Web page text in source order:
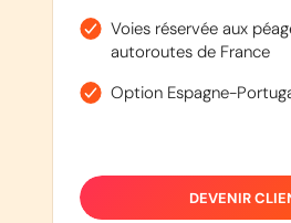
Voies réservée aux
autoroutes de France
Option Espagne-
DEVENIR